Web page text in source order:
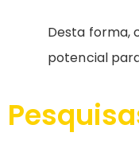
Desta forma,
potencial